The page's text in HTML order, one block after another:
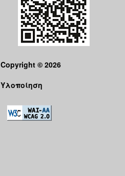
Copyright © 2026
Υλοποίηση